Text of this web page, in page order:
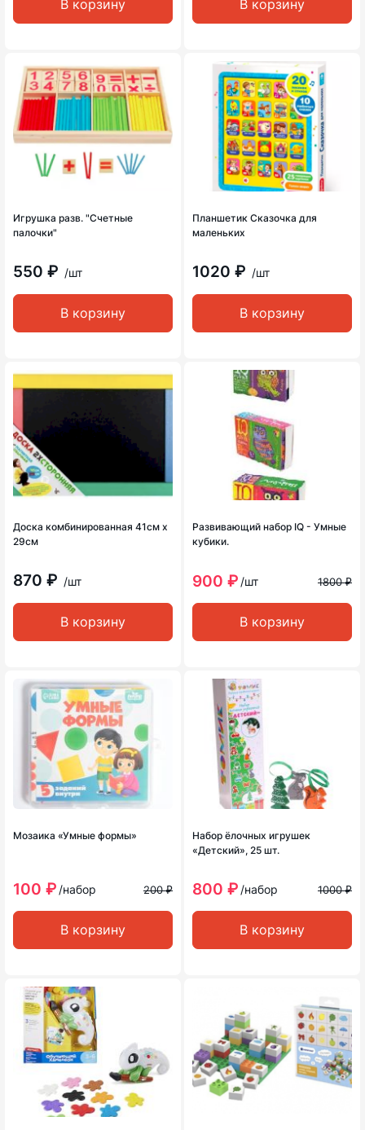
В корзину В корзину
Игрушка разв. "Счетные
палочки"
550 ₽ /шт
В корзину
Планшетик Сказочка для
маленьких
1020 ₽ /шт
В корзину
Доска комбинированная 41см х
29см
870 ₽ /шт
В корзину
Развивающий набор IQ - Умные
кубики.
900 ₽ /шт 1800 ₽
В корзину
Мозаика «Умные формы»
100 ₽ /набор 200 ₽
В корзину
Набор ёлочных игрушек
«Детский», 25 шт.
800 ₽ /набор 1000 ₽
В корзину